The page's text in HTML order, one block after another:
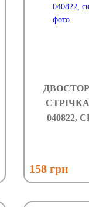
СТРІЧКА
040822,
158 грн